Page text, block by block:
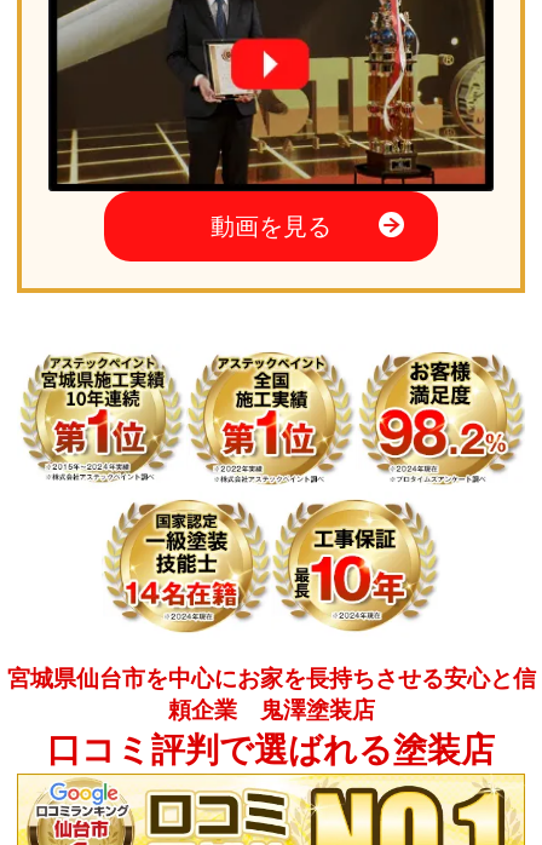
動画を見る
宮城県仙台市を中心にお家を長持ちさせる安心と信
頼企業 鬼澤塗装店
口コミ評判で選ばれる塗装店